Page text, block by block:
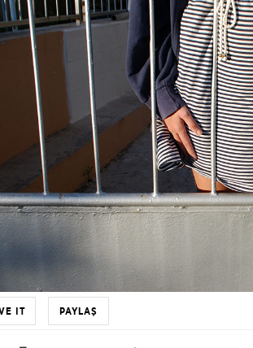
IT PAYLAŞ